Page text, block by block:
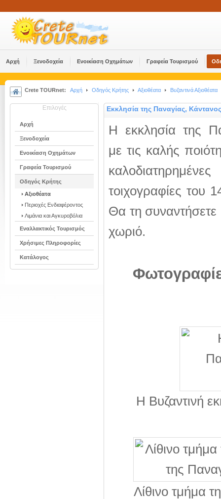
Αρχή Ξενοδοχεία Ενοικίαση Οχημάτων Γραφεία Τουρισμού
Crete TOURnet: Αρχή Οδηγός Κρήτης Αξιοθέατα Βυζαντινά Αξιοθέατα
Επιλογές
Αρχή
Ξενοδοχεία
Ενοικίαση Οχημάτων
Γραφεία Τουρισμού
Οδηγός Κρήτης
Αξιοθέατα
Περιοχές Ενδιαφέροντος
Λιμάνια και Αγκυροβόλια
Εναλλακτικός Τουρισμός
Χρήσιμες Πληροφορίες
Κατάλογος
Εκκλησία της Παναγίας, Κάντανος
Η εκκλησία της
με τις καλής
καλοδιατηρημένες
τοιχογραφίες του
Θα τη συναντήσετε
χωριό.
Η Βυζαντινή
Λίθινο τμήμα